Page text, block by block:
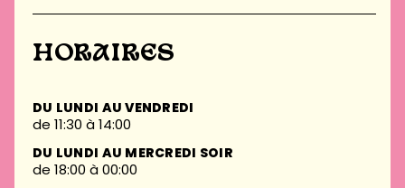
HORAIRES
DU LUNDI AU VENDREDI
de 11:30 à 14:00
DU LUNDI AU MERCREDI SOIR
de 18:00 à 00:00